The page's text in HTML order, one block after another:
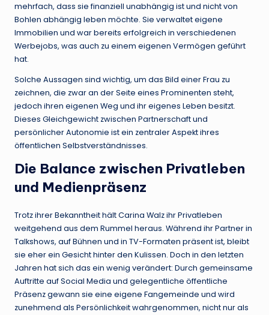
mehrfach, dass sie finanziell unabhängig ist und nicht von
Bohlen abhängig leben möchte. Sie verwaltet eigene
Immobilien und war bereits erfolgreich in verschiedenen
Werbejobs, was auch zu einem eigenen Vermögen geführt
hat.
Solche Aussagen sind wichtig, um das Bild einer Frau zu
zeichnen, die zwar an der Seite eines Prominenten steht,
jedoch ihren eigenen Weg und ihr eigenes Leben besitzt.
Dieses Gleichgewicht zwischen Partnerschaft und
persönlicher Autonomie ist ein zentraler Aspekt ihres
öffentlichen Selbstverständnisses.
Die Balance zwischen Privatleben
und Medienpräsenz
Trotz ihrer Bekanntheit hält Carina Walz ihr Privatleben
weitgehend aus dem Rummel heraus. Während ihr Partner in
Talkshows, auf Bühnen und in TV-Formaten präsent ist, bleibt
sie eher ein Gesicht hinter den Kulissen. Doch in den letzten
Jahren hat sich das ein wenig verändert: Durch gemeinsame
Auftritte auf Social Media und gelegentliche öffentliche
Präsenz gewann sie eine eigene Fangemeinde und wird
zunehmend als Persönlichkeit wahrgenommen, nicht nur als